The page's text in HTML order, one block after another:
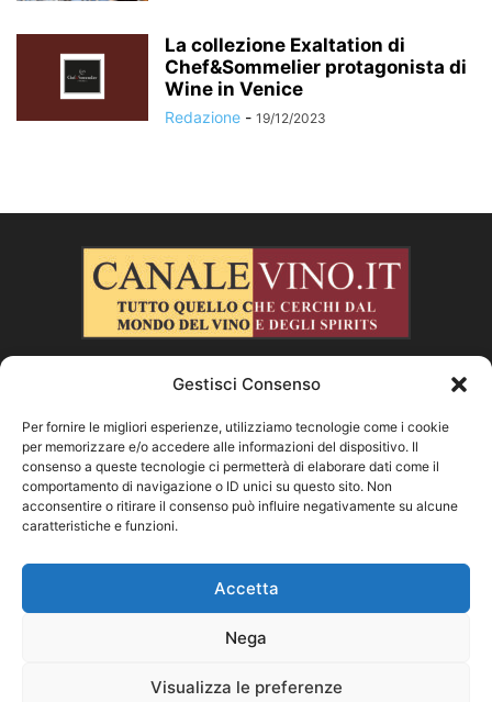
La collezione Exaltation di
Chef&Sommelier protagonista di
Wine in Venice
Redazione - 19/12/2023
CHI SIAMO
SEGUICI
Facebook
Vimeo
©
Gestisci Consenso
Per fornire le migliori esperienze, utilizziamo tecnologie come i cookie
per memorizzare e/o accedere alle informazioni del dispositivo. Il
consenso a queste tecnologie ci permetterà di elaborare dati come il
comportamento di navigazione o ID unici su questo sito. Non
acconsentire o ritirare il consenso può influire negativamente su alcune
caratteristiche e funzioni.
Accetta
Nega
Visualizza le preferenze